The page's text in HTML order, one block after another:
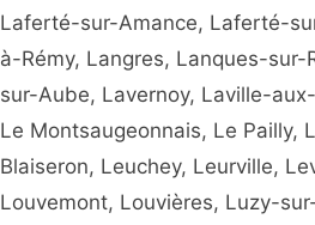
Laferté-sur-Amance, Laferté-
à-Rémy, Langres, Lanques-
sur-Aube, Lavernoy, Laville-
Le Montsaugeonnais, Le Pailly,
Blaiseron, Leuchey, Leurville,
Louvemont, Louvières, Luzy-